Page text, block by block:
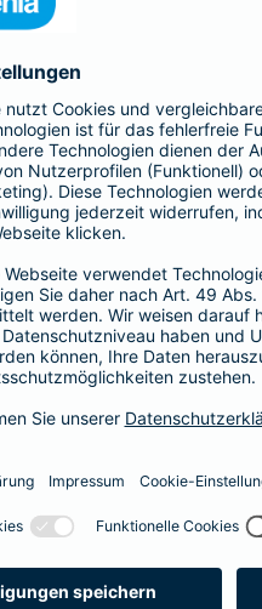
Berufsunfähigkeit?
bietet eine
fürs Leben. Jetzt
Preis-